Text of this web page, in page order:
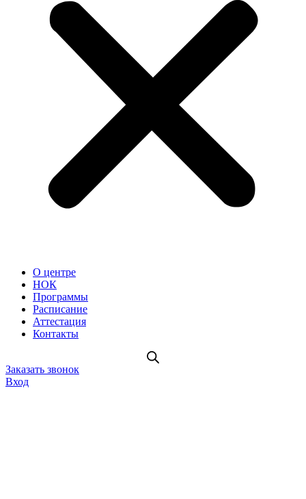
О центре
НОК
Программы
Расписание
Аттестация
Контакты
Заказать звонок
Вход